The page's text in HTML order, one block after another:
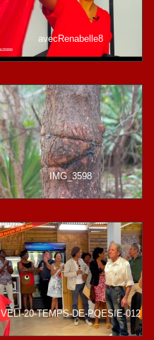
avecRenabelle8
IMG_3598
VELI-20-TEMPS-DE-POESIE-012